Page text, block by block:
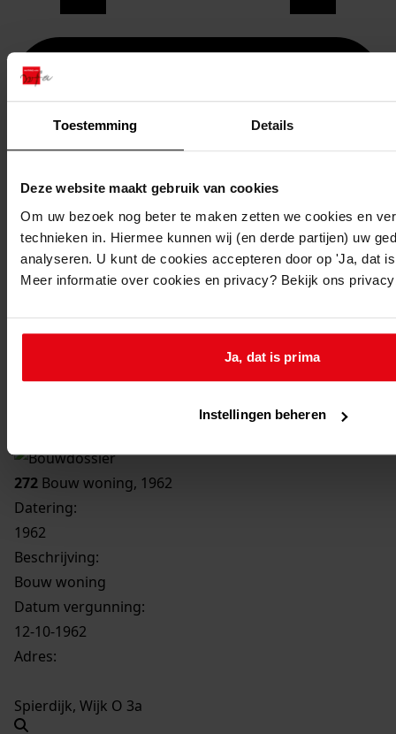
Toestemming Details
Deze website maakt gebruik van cookies
Om uw bezoek nog beter te maken zetten we cookies en
technieken in. Hiermee kunnen wij (en derde partijen) uw
analyseren. U kunt de cookies accepteren door op 'Ja, dat
Meer informatie over cookies en privacy? Bekijk ons
Ja, dat is prima
Instellingen beheren
Printen
272 Bouw woning, 1962
Datering:
1962
Beschrijving:
Bouw woning
Datum vergunning:
12-10-1962
Adres:
Spierdijk, Wijk O 3a